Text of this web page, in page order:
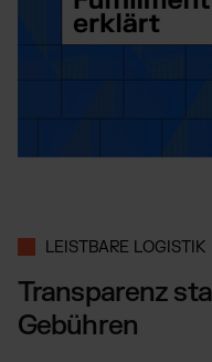
LEISTBARE LOGISTIK
Transparenz
Gebühren